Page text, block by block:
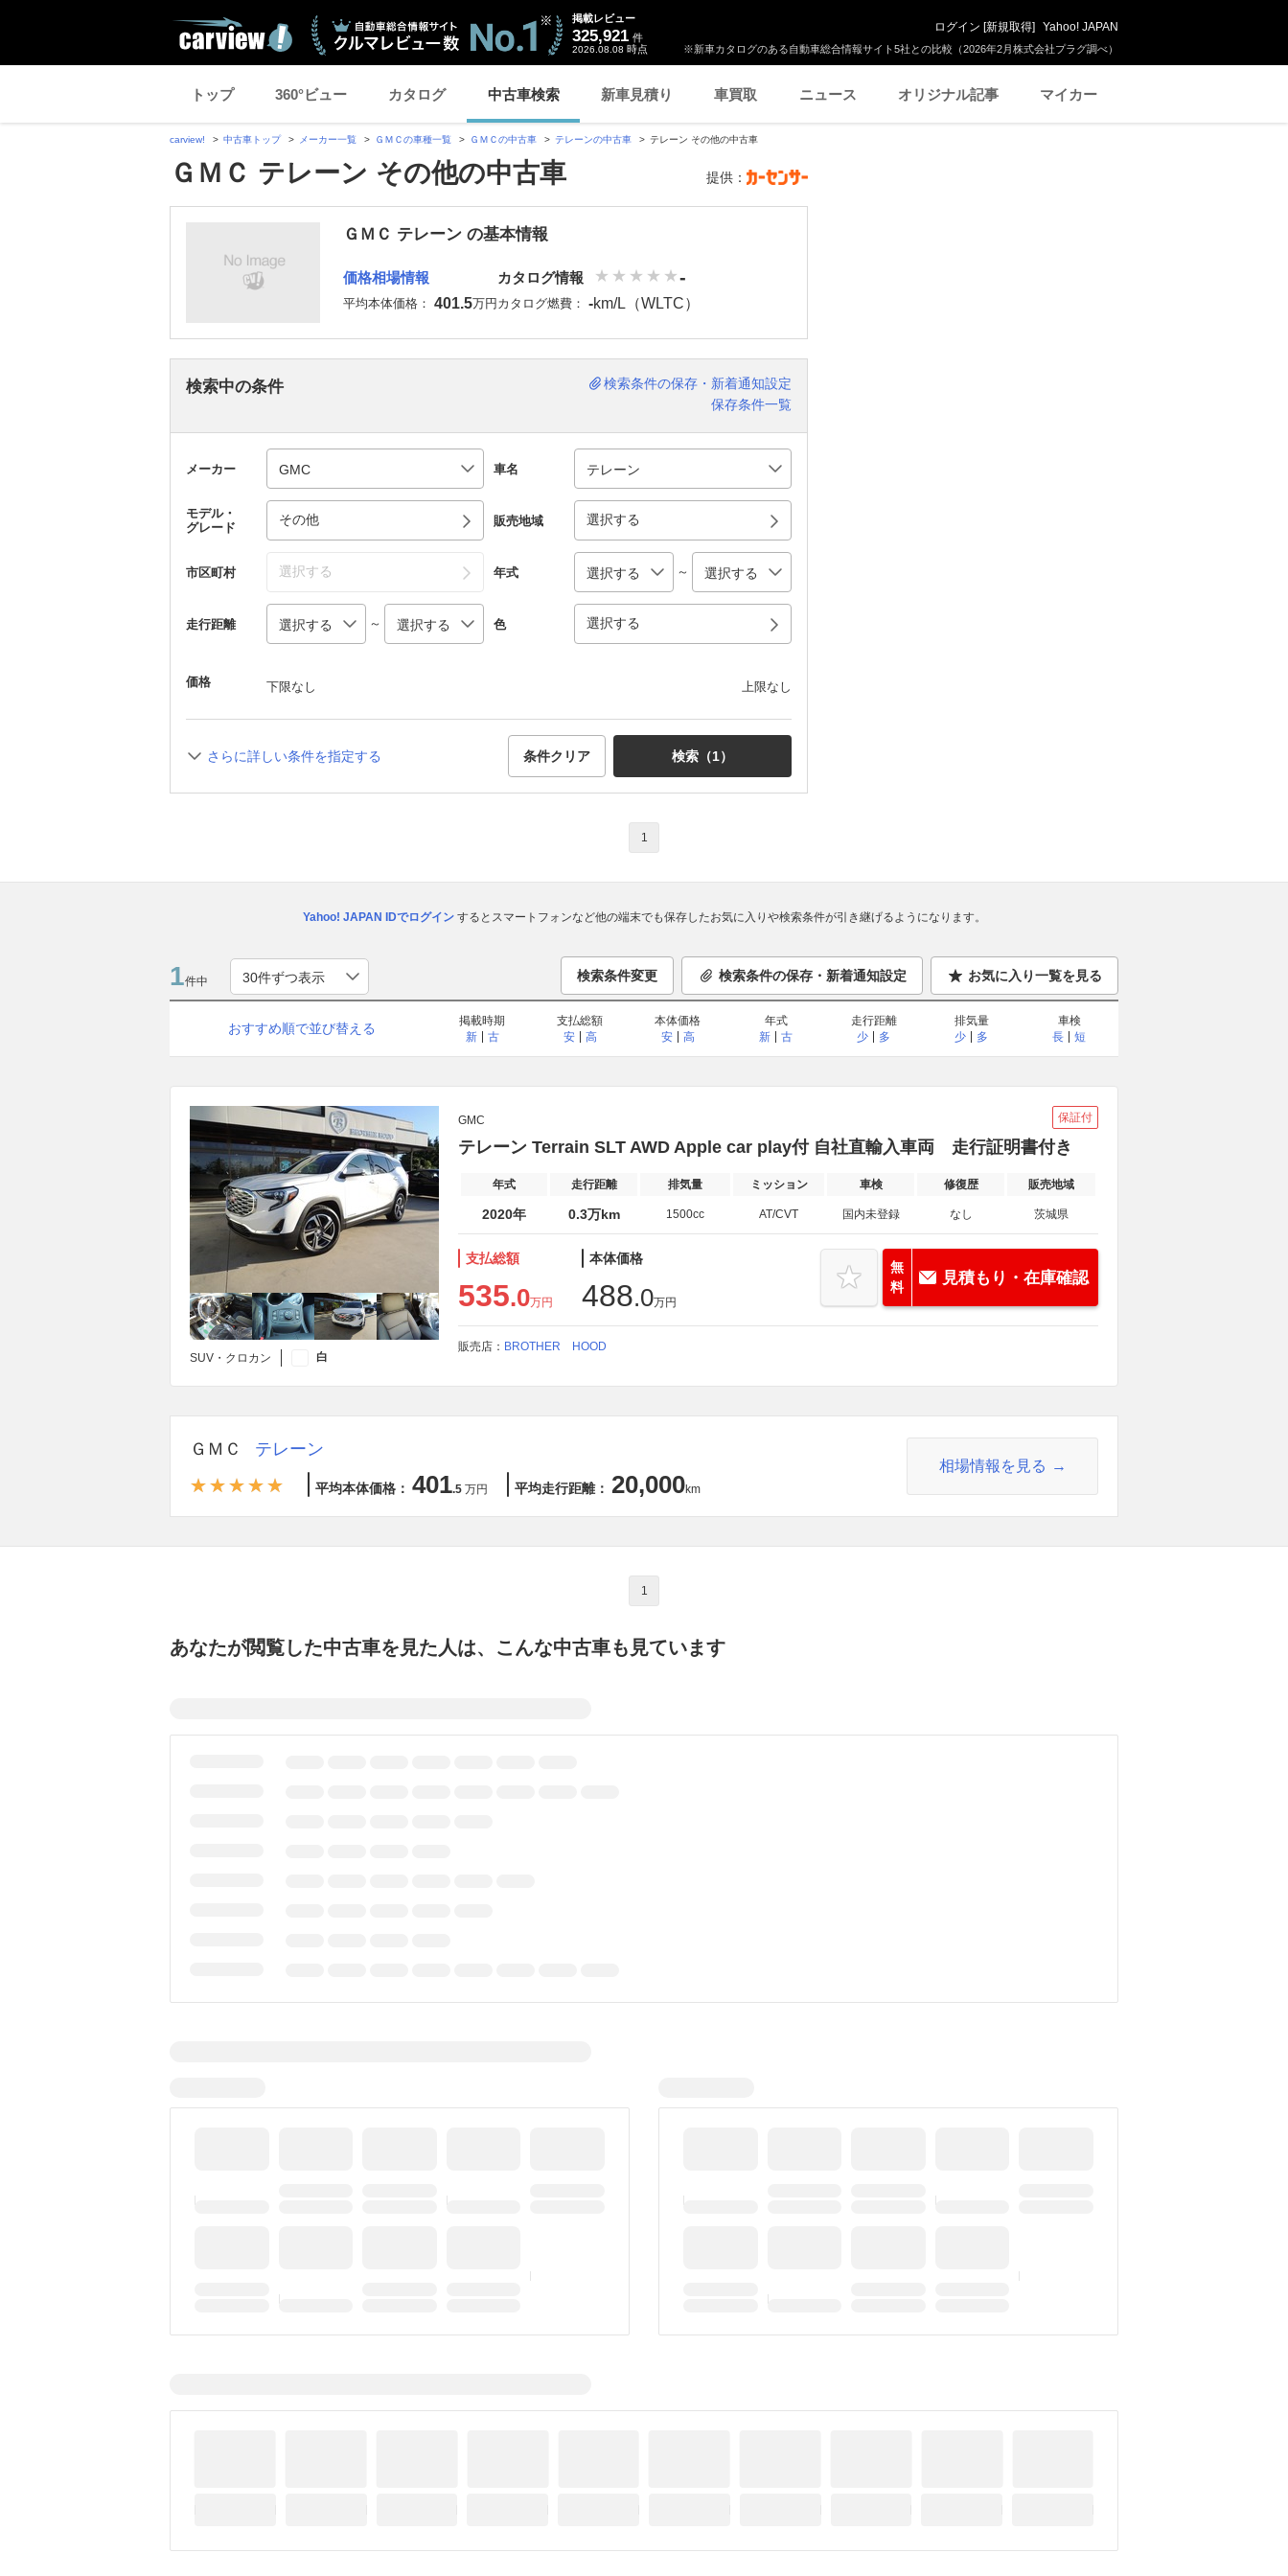
※新車カタログのある自動車総合情報サイト5社との比較（2026年2月株式会社プラグ調べ）
掲載レビュー
325,921 件
2026.08.08 時点
ログイン [新規取得] Yahoo! JAPAN
トップ 360°ビュー カタログ 中古車検索 新車見積り 車買取 ニュース オリジナル記事 マイカー
carview! 中古車トップ メーカー一覧 ＧＭＣの車種一覧 ＧＭＣの中古車 テレーンの中古車 テレーン その他の中古車
ＧＭＣ テレーン その他の中古車 提供：
ＧＭＣ テレーン の基本情報
価格相場情報
平均本体価格： 401.5万円
カタログ情報 -
カタログ燃費： -km/L（WLTC）
検索中の条件
検索条件の保存・新着通知設定
保存条件一覧
メーカー 車名
モデル・
グレード
その他 販売地域 選択する
市区町村 選択する 年式 ～
走行距離 ～ 色 選択する
価格 下限なし 上限なし
さらに詳しい条件を指定する 条件クリア 検索（1）
1
Yahoo! JAPAN IDでログインするとスマートフォンなど他の端末でも保存したお気に入りや検索条件が引き継げるようになります。
1件中 検索条件変更 検索条件の保存・新着通知設定 お気に入り一覧を見る
おすすめ順で並び替える
掲載時期
新
古
支払総額
安
高
本体価格
安
高
年式
新
古
走行距離
少
多
排気量
少
多
車検
長
短
SUV・クロカン 白
GMC 保証付
テレーン Terrain SLT AWD Apple car play付 自社直輸入車両 走行証明書付き
年式 走行距離 排気量 ミッション 車検 修復歴 販売地域
2020年 0.3万km 1500cc AT/CVT 国内未登録 なし 茨城県
支払総額
535.0万円
本体価格
488.0万円
無
料
見積もり・在庫確認
販売店： BROTHER HOOD
ＧＭＣ テレーン
平均本体価格： 401.5 万円 平均走行距離： 20,000km
相場情報を見る
1
あなたが閲覧した中古車を見た人は、こんな中古車も見ています